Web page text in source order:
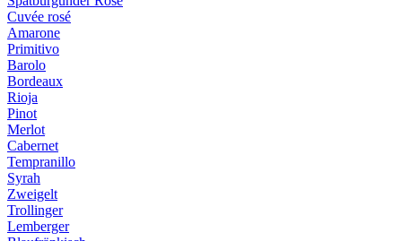
Cuvée rosé
Amarone
Primitivo
Barolo
Bordeaux
Rioja
Pinot
Merlot
Cabernet
Tempranillo
Syrah
Zweigelt
Trollinger
Lemberger